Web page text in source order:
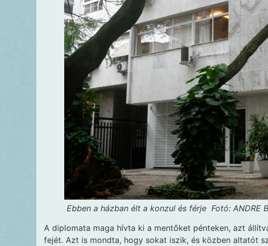
Ebben a házban élt a konzul és férje Fotó: ANDRE
A diplomata maga hívta ki a mentőket pénteken, azt
fejét. Azt is mondta, hogy sokat iszik, és közben altatót